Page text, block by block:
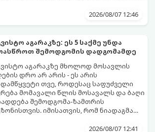
სხვა მცენარეებს ავიწროებს.
ნორჩი, არომატული2026/08/07 12:46
აგარაკზე: ეს 5 საქმე უნდა
შემოდგომის დადგომამდე
აგარაკზე მხოლოდ მოსავლის
დრო არ არის - ეს არის
თვე, როდესაც საფუძველი
მომავალი წლის მოსავალს და ბაღი
შემოდგომა-ზამთრის
იმისათვის, რომ ნიადაგმა
გაუძლონ, აგვისტოს ბოლომდე 5
2026/08/07 12:41